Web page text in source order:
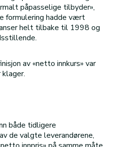
påpasselige tilbyder»,
formulering hadde vært
helt tilbake til 1998 og
av «netto innkurs» var
både tidligere
de valgte leverandørene,